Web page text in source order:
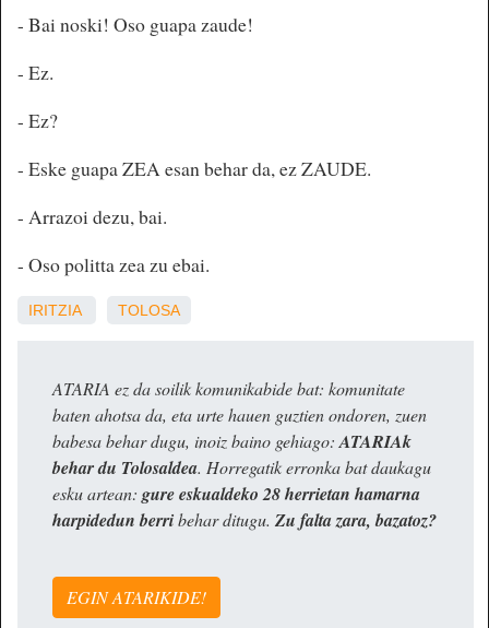
- Bai noski! Oso guapa zaude!
- Ez.
- Ez?
- Eske guapa ZEA esan behar da, ez ZAUDE.
- Arrazoi dezu, bai.
- Oso politta zea zu ebai.
IRITZIA TOLOSA
ATARIA ez da soilik komunikabide bat: komunitate
baten ahotsa da, eta urte hauen guztien ondoren, zuen
babesa behar dugu, inoiz baino gehiago: ATARIAk
behar du Tolosaldea. Horregatik erronka bat daukagu
esku artean: gure eskualdeko 28 herrietan hamarna
harpidedun berribehar ditugu. Zu falta zara, bazatoz?
EGIN ATARIKIDE!